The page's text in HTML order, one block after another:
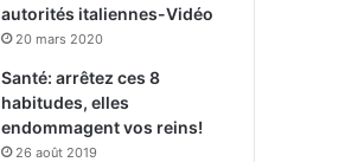
autorités italiennes-Vidéo
20 mars 2020
Santé: arrêtez ces 8
habitudes, elles
endommagent vos reins!
26 août 2019